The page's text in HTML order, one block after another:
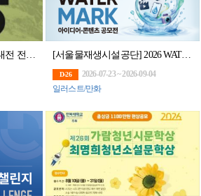
[서울물재생시설공단] 2026 WATER MARK(워터마크) 아이디어·콘텐츠 공모전
D-26
2026-07-23 ~ 2026-09-04
일러스트/만화